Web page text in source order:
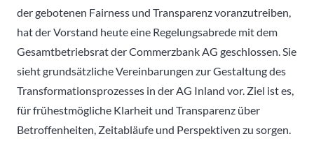
der gebotenen Fairness und Transparenz voranzutreiben,
hat der Vorstand heute eine Regelungsabrede mit dem
Gesamtbetriebsrat der Commerzbank AG geschlossen. Sie
sieht grundsätzliche Vereinbarungen zur Gestaltung des
Transformationsprozesses in der AG Inland vor. Ziel ist es,
für frühestmögliche Klarheit und Transparenz über
Betroffenheiten, Zeitabläufe und Perspektiven zu sorgen.